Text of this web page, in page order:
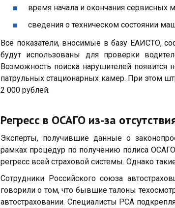
время начала и окончания сервисных
сведения о техническом состоянии
Все показатели, вносимые в базу ЕАИСТО,
будут использованы для проверки
Возможность поиска нарушителей появится
патрульных стационарных камер. При этом
2 000 рублей.
Регресс в ОСАГО из-за
Эксперты, получившие данные о
рамках процедур по получению полиса
регресс всей страховой системы. Однако
Сотрудники Российского союза
говорили о том, что бывшие талоны
автостраховании. Специалисты РСА